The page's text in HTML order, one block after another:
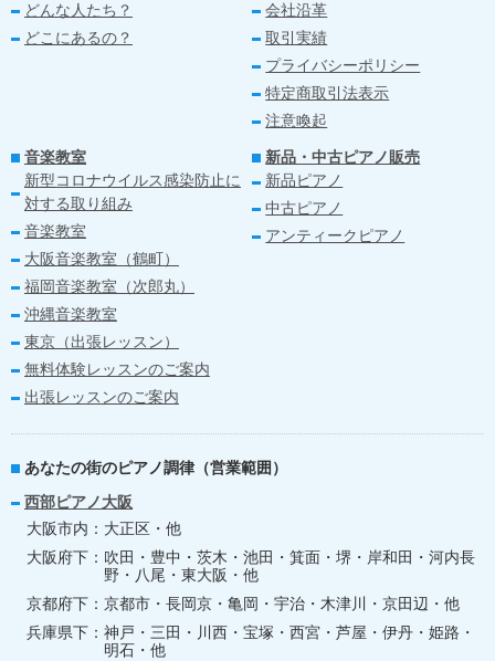
どんな人たち？
どこにあるの？
会社沿革
取引実績
プライバシーポリシー
特定商取引法表示
注意喚起
音楽教室
新型コロナウイルス感染防止に
対する取り組み
音楽教室
大阪音楽教室（鶴町）
福岡音楽教室（次郎丸）
沖縄音楽教室
東京（出張レッスン）
無料体験レッスンのご案内
出張レッスンのご案内
新品・中古ピアノ販売
新品ピアノ
中古ピアノ
アンティークピアノ
あなたの街のピアノ調律（営業範囲）
西部ピアノ大阪
大阪市内
大正区・他
大阪府下
吹田・豊中・茨木・池田・箕面・堺・岸和田・河内長
野・八尾・東大阪・他
京都府下
京都市・長岡京・亀岡・宇治・木津川・京田辺・他
兵庫県下
神戸・三田・川西・宝塚・西宮・芦屋・伊丹・姫路・
明石・他